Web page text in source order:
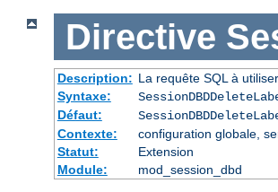
Directive
Description: La requête SQL à
Syntaxe:
Défaut:
Contexte:
configuration globale,
Statut:
Extension
Module:
mod_session_dbd